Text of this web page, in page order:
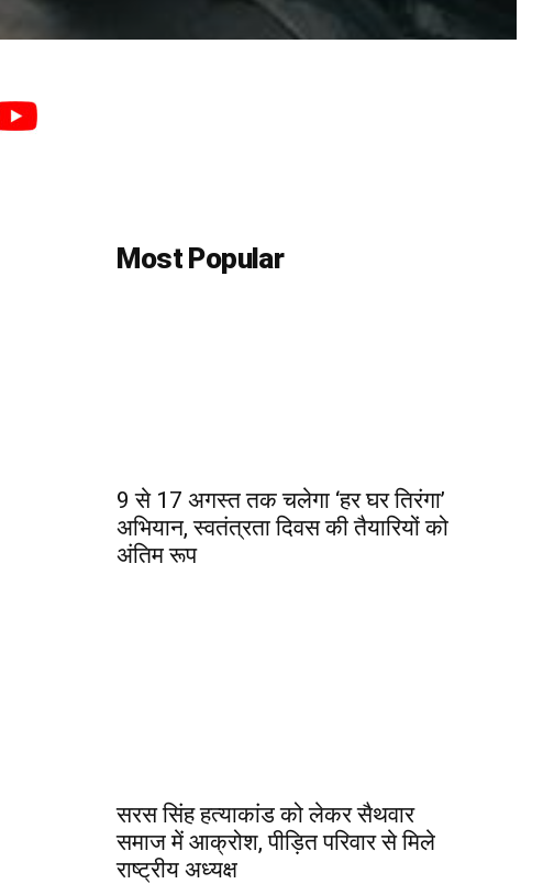
Most Popular
9 से 17 अगस्त तक चलेगा ‘हर घर तिरंगा’
अभियान, स्वतंत्रता दिवस की तैयारियों को
अंतिम रूप
सरस सिंह हत्याकांड को लेकर सैथवार
समाज में आक्रोश, पीड़ित परिवार से मिले
राष्ट्रीय अध्यक्ष